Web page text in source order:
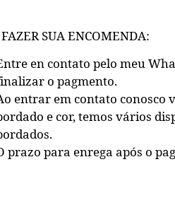
SUA ENCOMENDA:
en contato pelo meu
o pagmento.
entrar em contato conosco
e cor, temos vários
prazo para enrega após o